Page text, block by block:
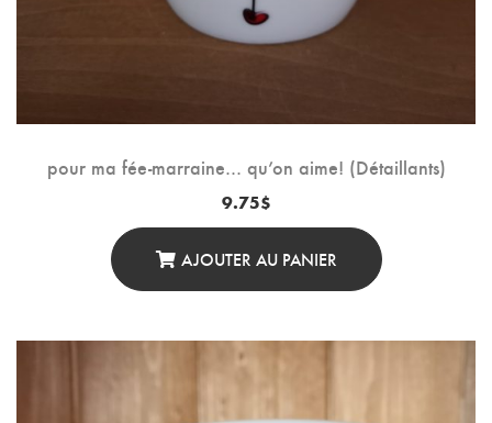
pour ma fée-marraine… qu’on aime! (Détaillants)
9.75$
AJOUTER AU PANIER